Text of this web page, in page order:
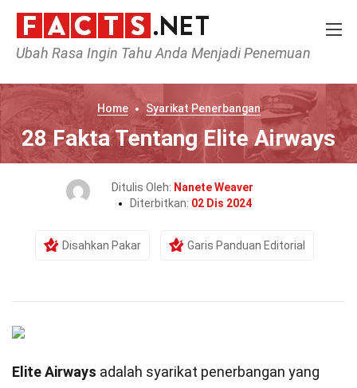
Ubah Rasa Ingin Tahu Anda Menjadi Penemuan
Home Syarikat Penerbangan
28 Fakta Tentang Elite Airways
Ditulis Oleh: Nanete Weaver
Diterbitkan: 02 Dis 2024
Disahkan Pakar Garis Panduan Editorial
Elite Airways adalah syarikat penerbangan yang